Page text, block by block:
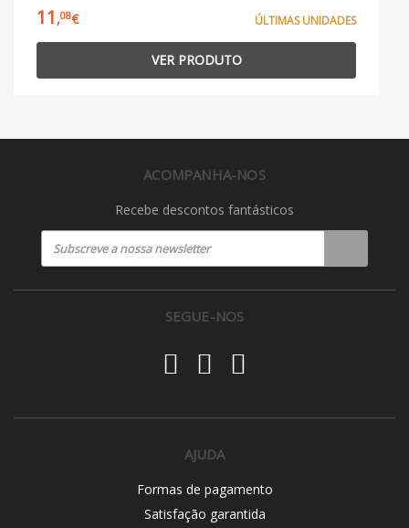
11 ,08€ ÚLTIMAS UNIDADES
VER PRODUTO
ACOMPANHA-NOS
Recebe descontos fantásticos
SEGUE-NOS
AJUDA
Formas de pagamento
Satisfação garantida